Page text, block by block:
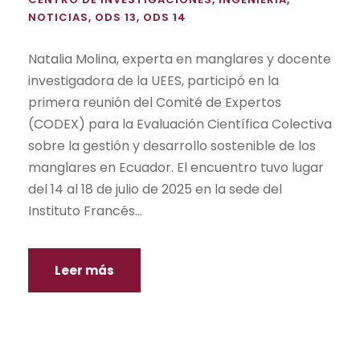
NOTICIAS, ODS 13, ODS 14
Natalia Molina, experta en manglares y docente
investigadora de la UEES, participó en la
primera reunión del Comité de Expertos
(CODEX) para la Evaluación Científica Colectiva
sobre la gestión y desarrollo sostenible de los
manglares en Ecuador. El encuentro tuvo lugar
del 14 al 18 de julio de 2025 en la sede del
Instituto Francés...
Leer más